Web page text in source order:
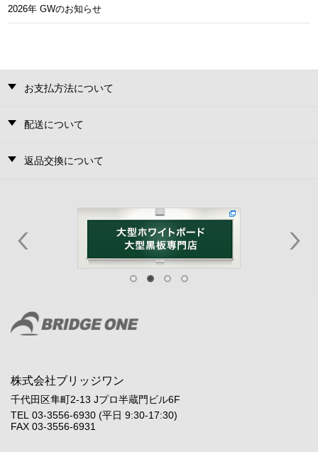
2026年 GWのお知らせ
お支払方法について
配送について
返品交換について
株式会社ブリッジワン
千代田区隼町2-13 Jプロ半蔵門ビル6F
TEL 03-3556-6930 (平日 9:30-17:30)
FAX 03-3556-6931